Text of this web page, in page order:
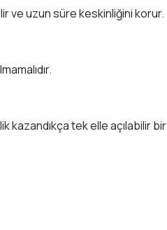
ve uzun süre keskinliğini korur.
kazandıkça tek elle açılabilir